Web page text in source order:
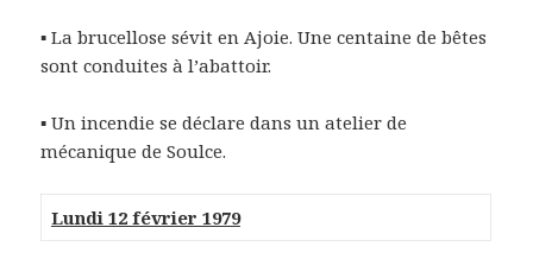
▪ La brucellose sévit en Ajoie. Une centaine de bêtes
sont conduites à l’abattoir.
▪ Un incendie se déclare dans un atelier de
mécanique de Soulce.
Lundi 12 février 1979